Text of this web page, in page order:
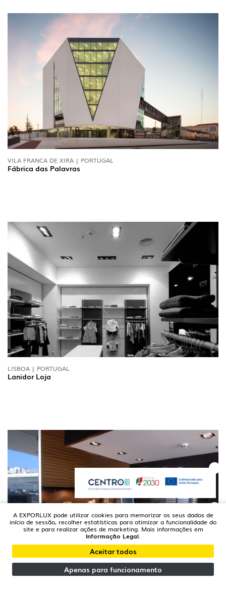
VILA FRANCA DE XIRA | PORTUGAL
Fábrica das Palavras
LISBOA | PORTUGAL
Lanidor Loja
PORTO | PORTUGAL
A EXPORLUX pode utilizar cookies para memorizar os seus dados de
início de sessão, recolher estatísticas para otimizar a funcionalidade do
site e para realizar ações de marketing. Mais informações em
Informação Legal.
Aceitar todos
Apenas para funcionamento